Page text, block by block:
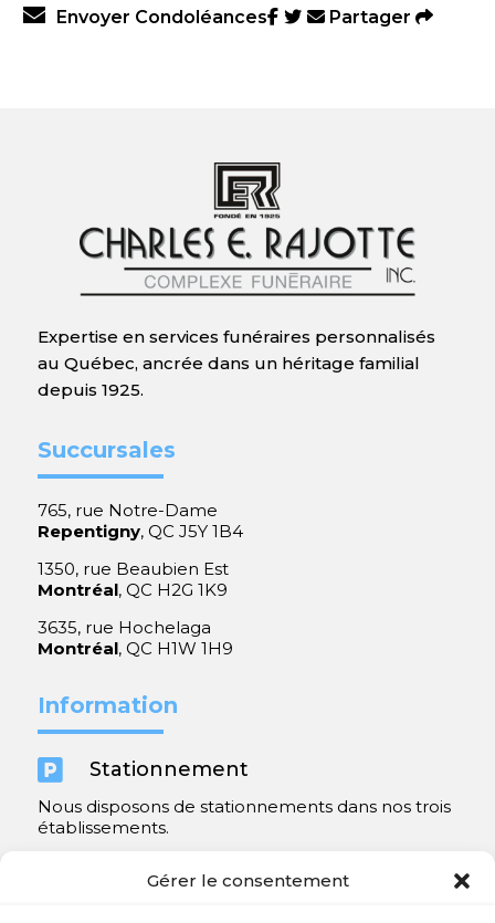
Gérer le consentement
Envoyer Condoléances
Partager
Expertise en services funéraires personnalisés
au Québec, ancrée dans un héritage familial
depuis 1925.
Succursales
765, rue Notre-Dame
Repentigny, QC J5Y 1B4
1350, rue Beaubien Est
Montréal, QC H2G 1K9
3635, rue Hochelaga
Montréal, QC H1W 1H9
Information
 Stationnement
Nous disposons de stationnements dans nos trois
établissements.